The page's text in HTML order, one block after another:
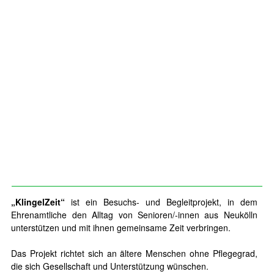
„KlingelZeit“ ist ein Besuchs- und Begleitprojekt, in dem
Ehrenamtliche den Alltag von Senioren/-innen aus Neukölln
unterstützen und mit ihnen gemeinsame Zeit verbringen.
Das Projekt richtet sich an ältere Menschen ohne Pflegegrad,
die sich Gesellschaft und Unterstützung wünschen.